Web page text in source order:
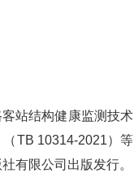
站结构健康监测技术
TB 10314-2021）等
有限公司出版发行。